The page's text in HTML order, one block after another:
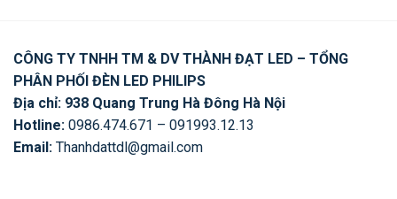
CÔNG TY TNHH TM & DV THÀNH ĐẠT LED – TỔNG
PHÂN PHỐI ĐÈN LED PHILIPS
Địa chỉ: 938 Quang Trung Hà Đông Hà Nội
Hotline: 0986.474.671 – 091993.12.13
Email: Thanhdattdl@gmail.com